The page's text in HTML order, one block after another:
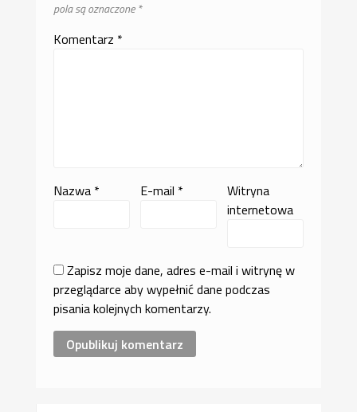
pola są oznaczone*
Komentarz *
Nazwa * E-mail *
Witryna
internetowa
Zapisz moje dane, adres e-mail i witrynę w
przeglądarce aby wypełnić dane podczas
pisania kolejnych komentarzy.